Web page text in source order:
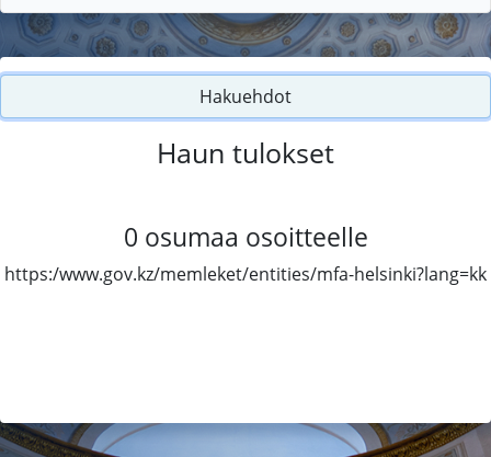
Hakuehdot
Haun tulokset
0 osumaa osoitteelle
https:/www.gov.kz/memleket/entities/mfa-helsinki?lang=kk